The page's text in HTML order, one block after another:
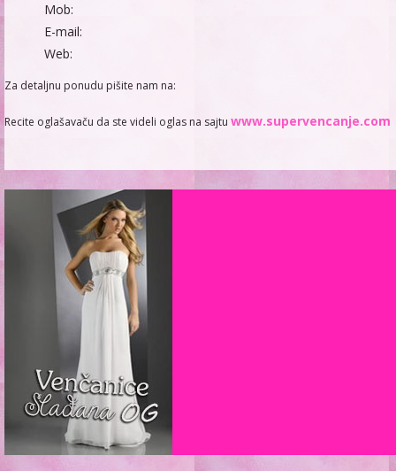
Mob:
E-mail:
Web:
Za detaljnu ponudu pišite nam na:
Recite oglašavaču da ste videli oglas na sajtu www.supervencanje.com